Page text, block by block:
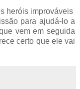
heróis improváveis
para ajudá-lo a
vem em seguida
certo que ele vai